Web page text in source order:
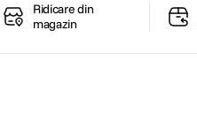
Ridicare din
magazin